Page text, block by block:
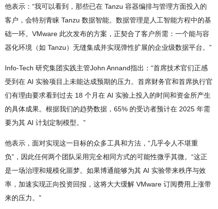
他表示：“我可以看到，那些已在 Tanzu 容器编排与管理方面投入的
客户，会特别青睐 Tanzu 数据智能。数据管理是人工智能方程中的基
础一环。VMware 此次发布的方案，正契合了客户所需：一个能与容
器化环境（如 Tanzu）无缝集成并实现弹性扩展的企业级数据平台。”
Info-Tech 研究集团实践主管John Annand指出：“首席技术官们正感
受到在 AI 实验项目上未能达成预期的压力。首席财务官和首席执行官
们有理由要求看到过去 18 个月在 AI 实验上投入的时间和资金所产生
的具体成果。根据我们的趋势数据，65% 的受访者预计在 2025 年需
要为其 AI 计划定制模型。”
他表示，面对实现这一目标的众多工具和方法，“几乎令人不堪重
负”，因此任何两个团队采用完全相同方式的可能性微乎其微。“这正
是一场治理和规模化噩梦。如果博通能够为其 AI 实验带来秩序与效
率，加速实现正向投资回报，这将大大缓解 VMware 订阅费用上涨带
来的压力。”